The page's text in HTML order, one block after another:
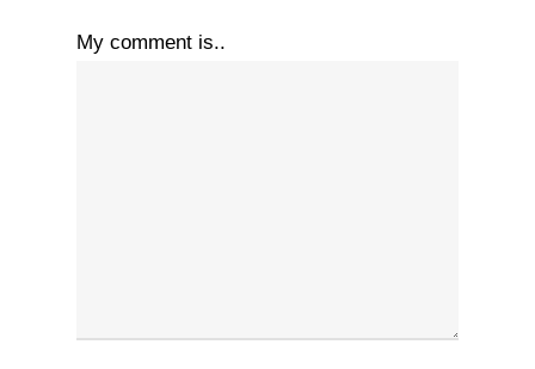
My comment is..